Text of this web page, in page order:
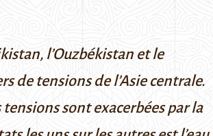
l’Ouzbékistan et le
de tensions de l’Asie centrale.
sont exacerbées par la